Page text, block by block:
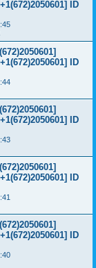
ID
ID
ID
ID
ID